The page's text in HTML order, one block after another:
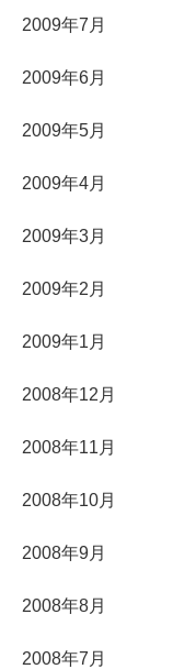
2009年7月
2009年6月
2009年5月
2009年4月
2009年3月
2009年2月
2009年1月
2008年12月
2008年11月
2008年10月
2008年9月
2008年8月
2008年7月